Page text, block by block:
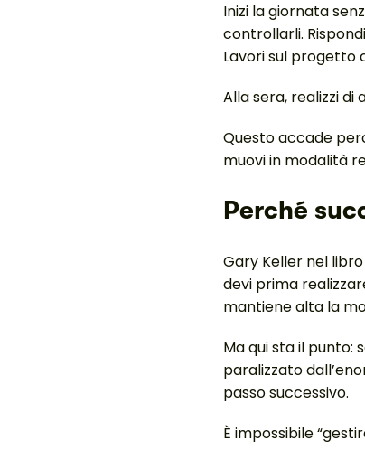
Inizi la giornata
controllarli.
Lavori sul progetto
Alla sera, realizzi
Questo accade
muovi in modalità
Perché
Gary Keller nel
devi prima
mantiene alta la
Ma qui sta il punto:
paralizzato
passo successivo.
È impossibile